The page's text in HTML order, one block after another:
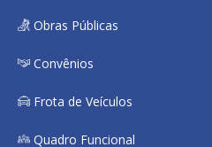
Obras Públicas
Convênios
Frota de Veículos
Quadro Funcional